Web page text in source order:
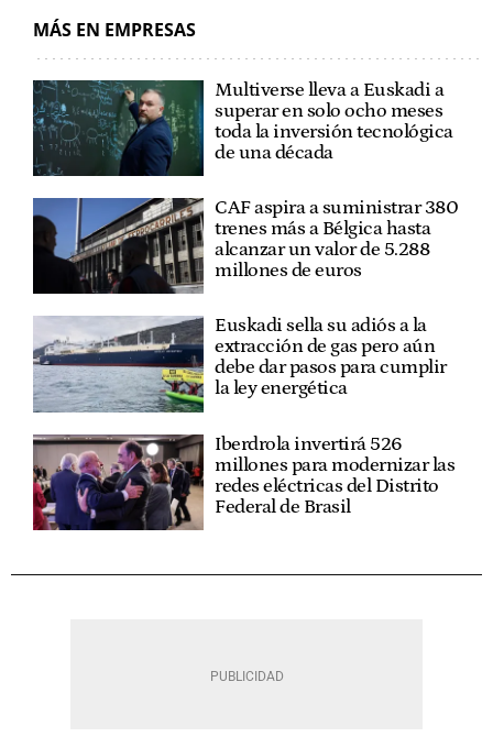
MÁS EN EMPRESAS
Multiverse lleva a Euskadi a
superar en solo ocho meses
toda la inversión tecnológica
de una década
CAF aspira a suministrar 380
trenes más a Bélgica hasta
alcanzar un valor de 5.288
millones de euros
Euskadi sella su adiós a la
extracción de gas pero aún
debe dar pasos para cumplir
la ley energética
Iberdrola invertirá 526
millones para modernizar las
redes eléctricas del Distrito
Federal de Brasil